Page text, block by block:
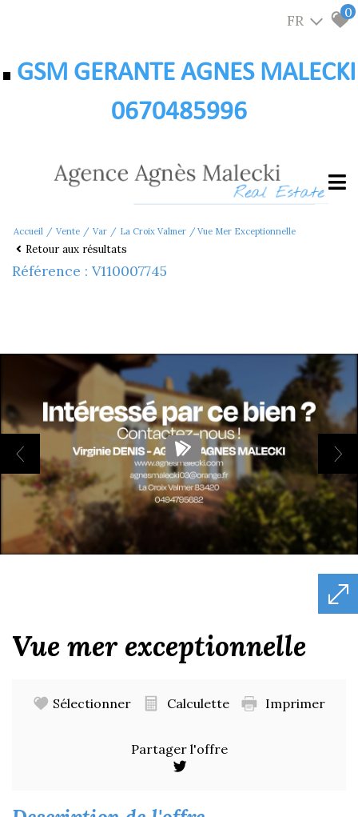
FR 0
GSM GERANTE AGNES MALECKI
0670485996
Accueil Vente Var La Croix Valmer Vue Mer Exceptionnelle
Retour aux résultats
Référence : V110007745
vue mer exceptionnelle
Sélectionner Calculette Imprimer
Partager l'offre